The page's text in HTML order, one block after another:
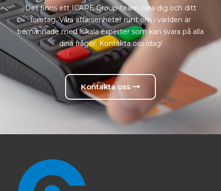
Det finns ett ICAPE Group-team nära dig och ditt
företag. Våra affärsenheter runt om i världen är
bemannade med lokala experter som kan svara på alla
dina frågor. Kontakta oss idag!
Kontakta oss